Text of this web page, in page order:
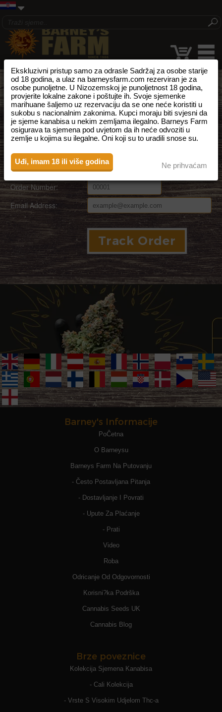
PRATI MOJU NARUDžBU
Praćenje Vaše narudžbe je brzo i jednostavno, samo unesite broj
svoje narudžbe i e-adresu.
KDZ:https://kdz.com/en/track-trace
GLS:https://gls-group.eu/EU/en/parcel-tracking
Order Number:
Email Address:
Barney's Informacije
PoČetna
O Barneysu
Barneys Farm Na Putovanju
- Često Postavljana Pitanja
- Dostavljanje I Povrati
- Upute Za Plaćanje
- Prati
Video
Roba
Odricanje Od Odgovornosti
Korisni?ka Podrška
Cannabis Seeds UK
Cannabis Blog
Brze poveznice
Kolekcija Sjemena Kanabisa
- Cali Kolekcija
- Vrste S Visokim Udjelom Thc-a
Ekskluzivni pristup samo za odrasle Sadržaj za osobe starije
od 18 godina, a ulaz na barneysfarm.com rezerviran je za
osobe punoljetne. U Nizozemskoj je punoljetnost 18 godina,
provjerite lokalne zakone i poštujte ih. Svoje sjemenke
marihuane šaljemo uz rezervaciju da se one neće koristiti u
sukobu s nacionalnim zakonima. Kupci moraju biti svjesni da
je sjeme kanabisa u nekim zemljama ilegalno. Barneys Farm
osigurava ta sjemena pod uvjetom da ih neće odvoziti u
zemlje u kojima su ilegalne. Oni koji su to uradili snose su.
Uđi, imam 18 ili više godina Ne prihvaćam